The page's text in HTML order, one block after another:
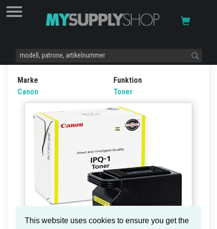
This website uses cookies to ensure you get the
Marke
Canon
Funktion
Toner